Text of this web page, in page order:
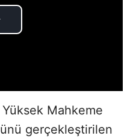
Yüksek Mahkeme
gerçekleştirilen